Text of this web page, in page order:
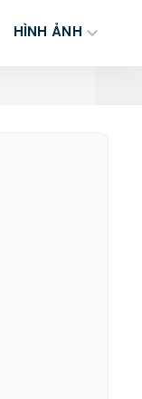
HÌNH ẢNH